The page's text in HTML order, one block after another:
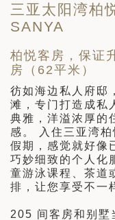
三亚太阳湾柏
SANYA
柏悦客房，保证
房（62平米）
彷如海边私人府邸
滩，专门打造成私
典雅，洋溢浓厚的
感。 入住三亚湾
假期，感觉就好像
巧妙细致的个人化
童游泳课程、茶道
排，让您享受不一
205 间客房和别墅